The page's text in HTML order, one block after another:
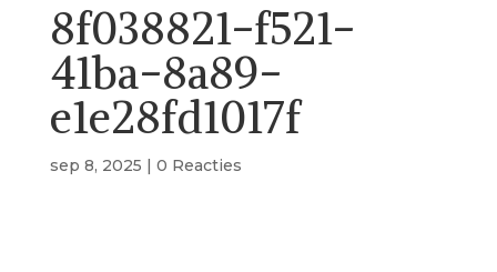
8f038821-f521-
41ba-8a89-
e1e28fd1017f
sep 8, 2025 | 0 Reacties